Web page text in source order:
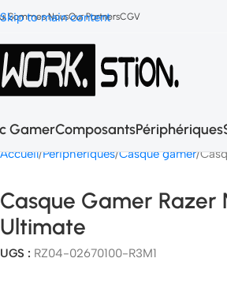
Skip to main content
Sommes NousOur PartnersCGV
GamerComposantsPériphériques
Accueil Peripheriques Casque gamer
Casque Gamer Razer
Ultimate
UGS : RZ04-02670100-R3M1